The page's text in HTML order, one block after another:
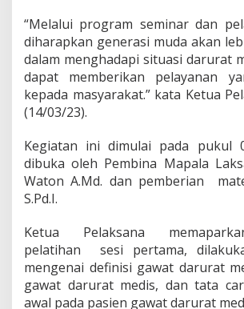
k
a
l
s
k
a
S
n
r
d
a
“Melalui program seminar dan
diharapkan generasi muda akan
dalam menghadapi situasi darurat
dapat memberikan pelayanan
kepada masyarakat.” kata Ketua
(14/03/23).
Kegiatan ini dimulai pada pukul
dibuka oleh Pembina Mapala
Waton A.Md. dan pemberian
S.Pd.I.
Ketua Pelaksana
pelatihan sesi pertama,
mengenai definisi gawat darurat
gawat darurat medis, dan tata
awal pada pasien gawat darurat